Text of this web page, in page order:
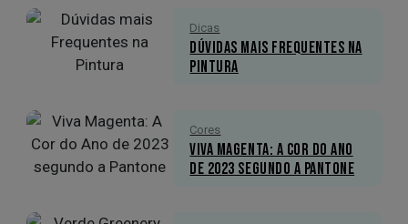
Dicas
Dúvidas mais Frequentes na
Pintura
Cores
Viva Magenta: A Cor do Ano
de 2023 segundo a Pantone